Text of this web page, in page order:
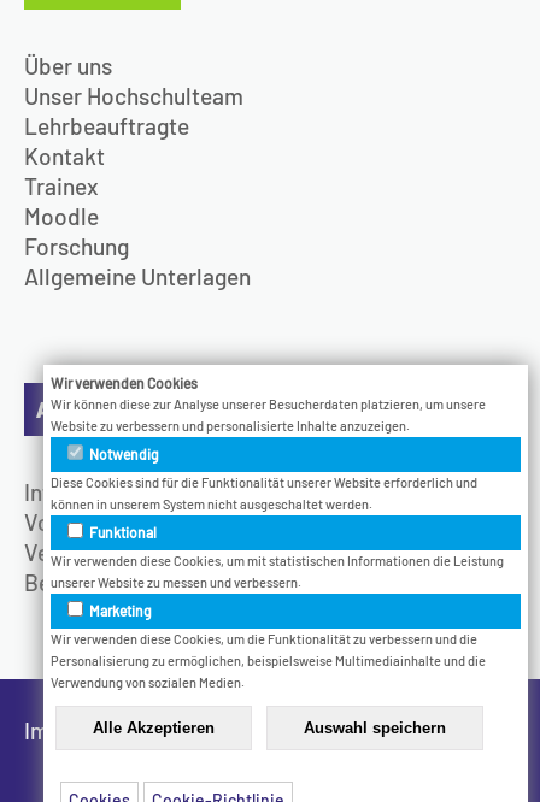
Über uns
Unser Hochschulteam
Lehrbeauftragte
Kontakt
Trainex
Moodle
Forschung
Allgemeine Unterlagen
Aktuelles
Infotage
Vodcast
Veranstaltungen
Bethel.Jetzt
Impressum Datenschutz
Wir verwenden Cookies
Wir können diese zur Analyse unserer Besucherdaten platzieren, um unsere
Website zu verbessern und personalisierte Inhalte anzuzeigen.
Notwendig
Diese Cookies sind für die Funktionalität unserer Website erforderlich und
können in unserem System nicht ausgeschaltet werden.
Funktional
Wir verwenden diese Cookies, um mit statistischen Informationen die Leistung
unserer Website zu messen und verbessern.
Marketing
Wir verwenden diese Cookies, um die Funktionalität zu verbessern und die
Personalisierung zu ermöglichen, beispielsweise Multimediainhalte und die
Verwendung von sozialen Medien.